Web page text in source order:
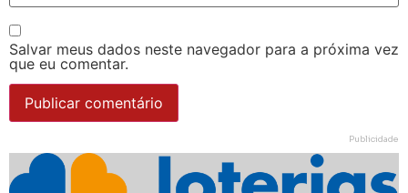
Salvar meus dados neste navegador para a próxima vez
que eu comentar.
Publicidade